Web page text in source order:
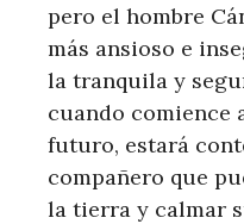
pero el hombre
más ansioso e
la tranquila y
cuando comience
futuro, estará
compañero que
la tierra y calmar